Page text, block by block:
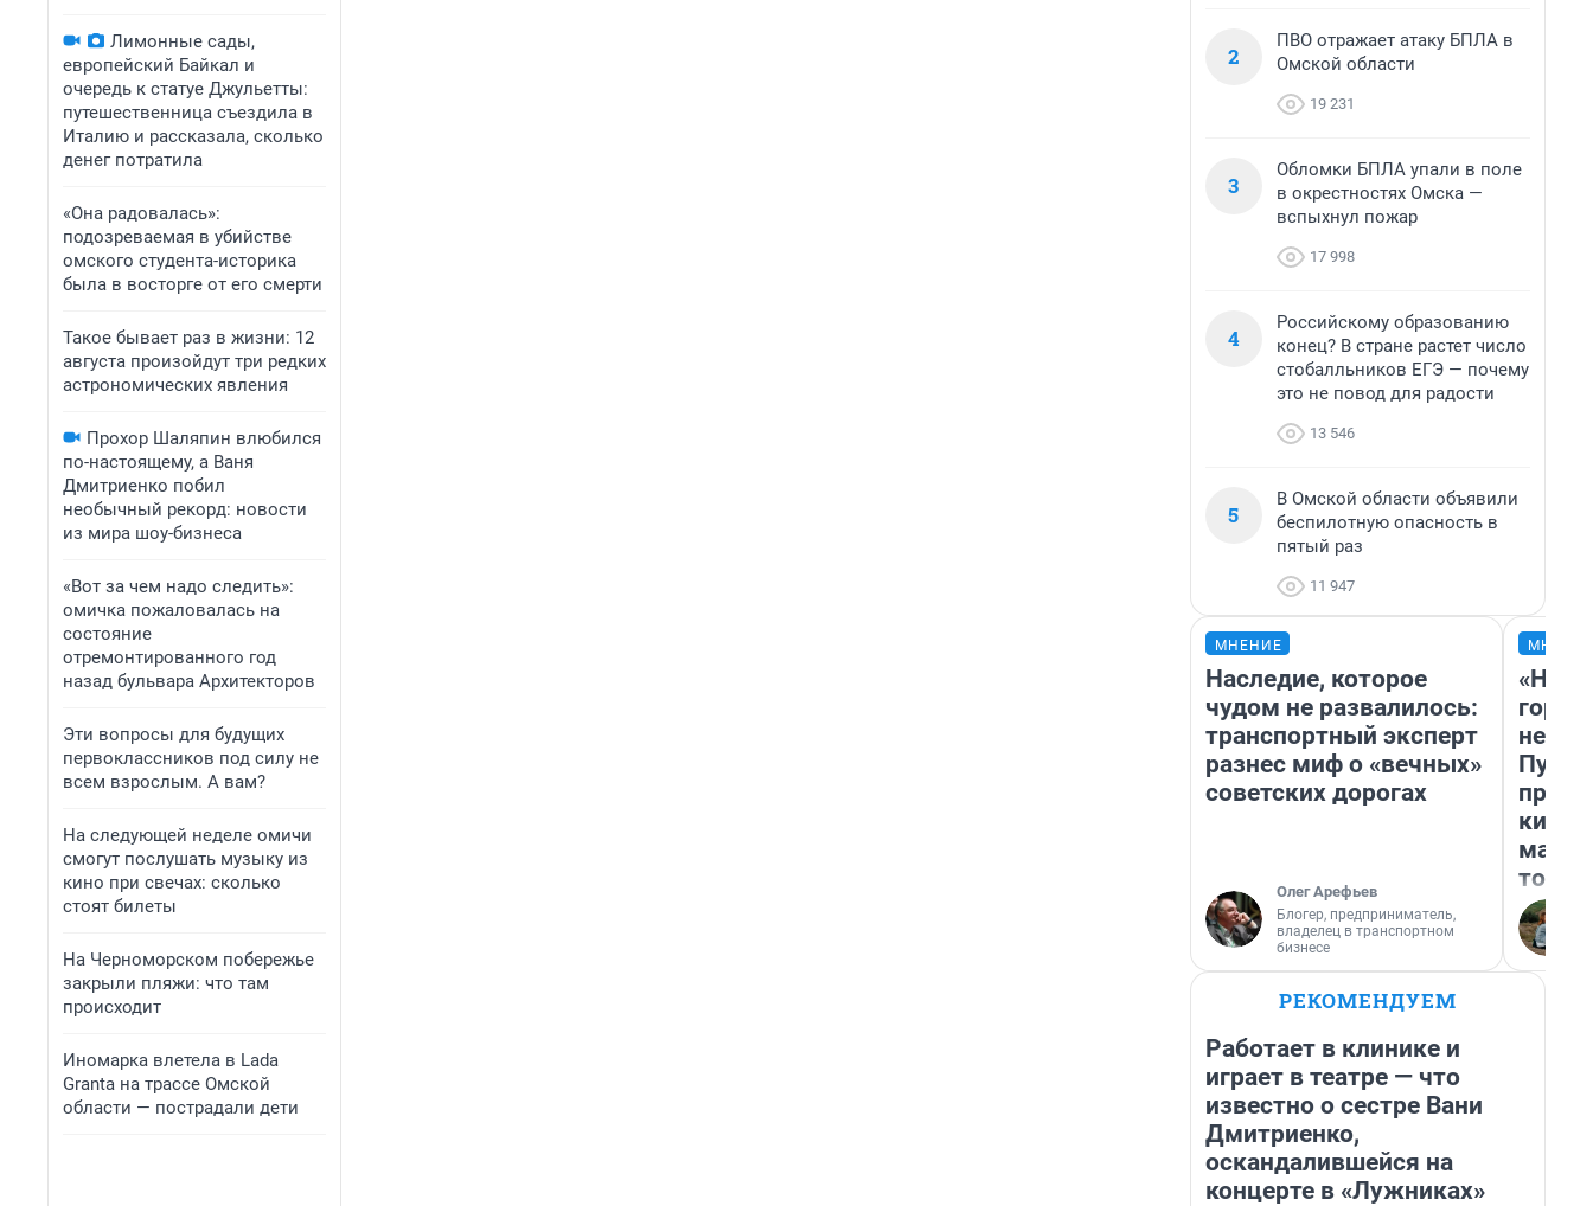
Лимонные сады,
европейский Байкал и
очередь к статуе Джульетты:
путешественница съездила в
Италию и рассказала, сколько
денег потратила
«Она радовалась»:
подозреваемая в убийстве
омского студента-историка
была в восторге от его смерти
Такое бывает раз в жизни: 12
августа произойдут три редких
астрономических явления
Прохор Шаляпин влюбился
по-настоящему, а Ваня
Дмитриенко побил
необычный рекорд: новости
из мира шоу-бизнеса
«Вот за чем надо следить»:
омичка пожаловалась на
состояние
отремонтированного год
назад бульвара Архитекторов
Эти вопросы для будущих
первоклассников под силу не
всем взрослым. А вам?
На следующей неделе омичи
смогут послушать музыку из
кино при свечах: сколько
стоят билеты
На Черноморском побережье
закрыли пляжи: что там
происходит
Иномарка влетела в Lada
Granta на трассе Омской
области — пострадали дети
2
ПВО отражает атаку БПЛА в
Омской области
19 231
3
Обломки БПЛА упали в поле
в окрестностях Омска —
вспыхнул пожар
17 998
4
Российскому образованию
конец? В стране растет число
стобалльников ЕГЭ — почему
это не повод для радости
13 546
5
В Омской области объявили
беспилотную опасность в
пятый раз
11 947
МНЕНИЕ
Наследие, которое
чудом не развалилось:
транспортный эксперт
разнес миф о «вечных»
советских дорогах
Олег Арефьев
Блогер, предприниматель,
владелец в транспортном
бизнесе
«Нет
того
РЕКОМЕНДУЕМ
Работает в клинике и
играет в театре — что
известно о сестре Вани
Дмитриенко,
оскандалившейся на
концерте в «Лужниках»